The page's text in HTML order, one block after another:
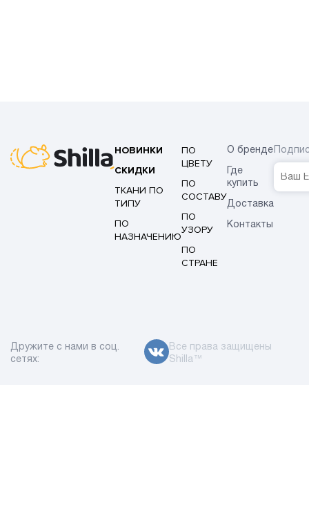
НОВИНКИ
СКИДКИ
ТКАНИ ПО
ТИПУ
ПО
НАЗНАЧЕНИЮ
ПО
ЦВЕТУ
ПО
СОСТАВУ
ПО
УЗОРУ
ПО
СТРАНЕ
О бренде
Где
купить
Доставка
Контакты
Дружите с нами в соц.
сетях:
Все права защищены
Shilla™